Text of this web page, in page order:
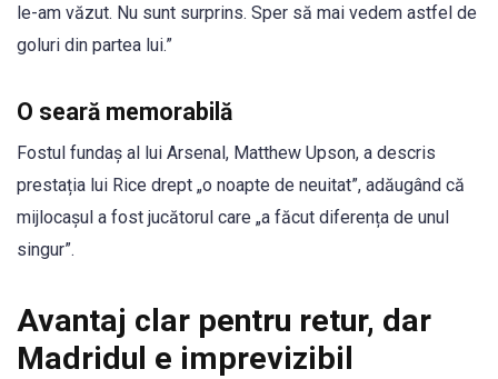
le-am văzut. Nu sunt surprins. Sper să mai vedem astfel de
goluri din partea lui.”
O seară memorabilă
Fostul fundaș al lui Arsenal, Matthew Upson, a descris
prestația lui Rice drept „o noapte de neuitat”, adăugând că
mijlocașul a fost jucătorul care „a făcut diferența de unul
singur”.
Avantaj clar pentru retur, dar
Madridul e imprevizibil